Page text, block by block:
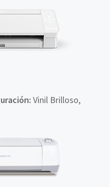
Vinil Brilloso,